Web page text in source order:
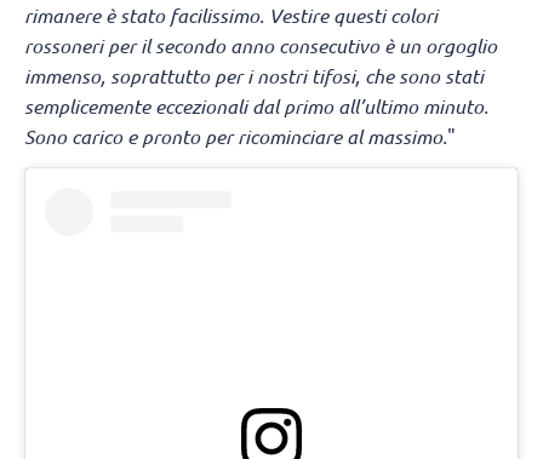
rimanere è stato facilissimo. Vestire questi colori
rossoneri per il secondo anno consecutivo è un orgoglio
immenso, soprattutto per i nostri tifosi, che sono stati
semplicemente eccezionali dal primo all’ultimo minuto.
Sono carico e pronto per ricominciare al massimo."